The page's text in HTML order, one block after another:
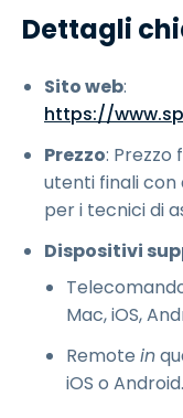
Dettagli
Sito web:
https://
Prezzo: Prezzo
utenti finali con
per i tecnici di
Dispositivi
Mac, iOS,
Remote in
iOS o Android.